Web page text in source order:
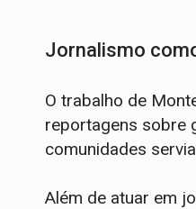
Jornalismo
O trabalho de
reportagens sobre
comunidades
Além de atuar em